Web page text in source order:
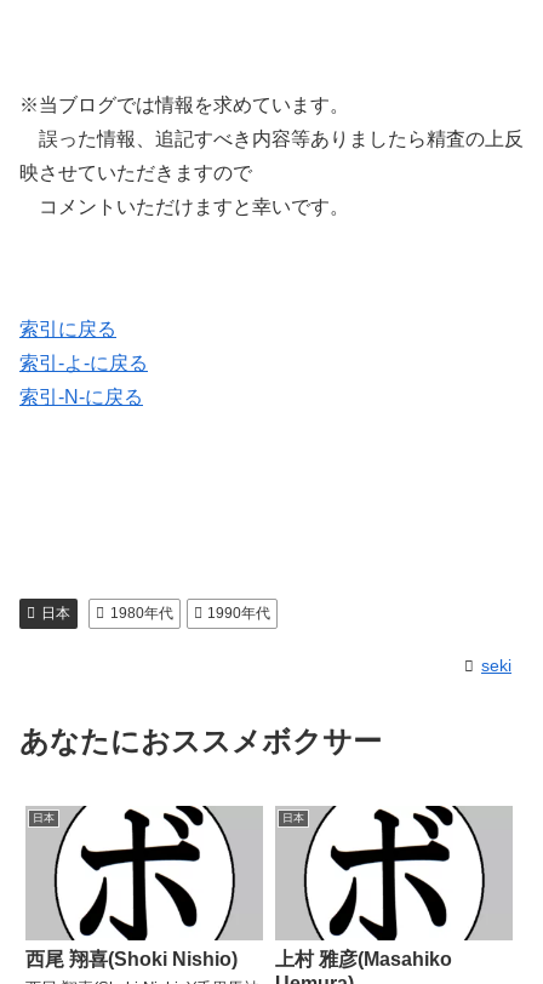
※当ブログでは情報を求めています。
誤った情報、追記すべき内容等ありましたら精査の上反
映させていただきますので
コメントいただけますと幸いです。
索引に戻る
索引-よ-に戻る
索引-N-に戻る
日本 1980年代 1990年代
seki
あなたにおススメボクサー
日本
西尾 翔喜(Shoki Nishio)
日本
上村 雅彦(Masahiko